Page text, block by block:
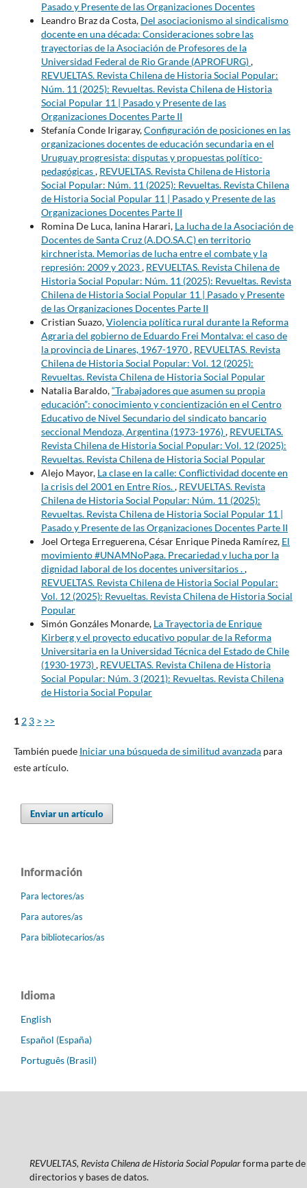
Pasado y Presente de las Organizaciones Docentes
Leandro Braz da Costa, Del asociacionismo al sindicalismo
docente en una década: Consideraciones sobre las
trayectorias de la Asociación de Profesores de la
Universidad Federal de Rio Grande (APROFURG),
REVUELTAS. Revista Chilena de Historia Social Popular:
Núm. 11 (2025): Revueltas. Revista Chilena de Historia
Social Popular 11 | Pasado y Presente de las
Organizaciones Docentes Parte II
Stefanía Conde Irigaray,Configuración de posiciones en las
organizaciones docentes de educación secundaria en el
Uruguay progresista: disputas y propuestas político-
pedagógicas, REVUELTAS. Revista Chilena de Historia
Social Popular: Núm. 11 (2025): Revueltas. Revista Chilena
de Historia Social Popular 11 | Pasado y Presente de las
Organizaciones Docentes Parte II
Romina De Luca, Ianina Harari, La lucha de la Asociación de
Docentes de Santa Cruz (A.DO.SA.C) en territorio
kirchnerista. Memorias de lucha entre el combate y la
represión: 2009 y 2023, REVUELTAS. Revista Chilena de
Historia Social Popular: Núm. 11 (2025): Revueltas. Revista
Chilena de Historia Social Popular 11 | Pasado y Presente
de las Organizaciones Docentes Parte II
Cristian Suazo,Violencia política rural durante la Reforma
Agraria del gobierno de Eduardo Frei Montalva: el caso de
la provincia de Linares, 1967-1970, REVUELTAS. Revista
Chilena de Historia Social Popular: Vol. 12 (2025):
Revueltas. Revista Chilena de Historia Social Popular
Natalia Baraldo,“Trabajadores que asumen su propia
educación”: conocimiento y concientización en el Centro
Educativo de Nivel Secundario del sindicato bancario
seccional Mendoza, Argentina (1973-1976), REVUELTAS.
Revista Chilena de Historia Social Popular: Vol. 12 (2025):
Revueltas. Revista Chilena de Historia Social Popular
Alejo Mayor, La clase en la calle: Conflictividad docente en
la crisis del 2001 en Entre Ríos., REVUELTAS. Revista
Chilena de Historia Social Popular: Núm. 11 (2025):
Revueltas. Revista Chilena de Historia Social Popular 11 |
Pasado y Presente de las Organizaciones Docentes Parte II
Joel Ortega Erreguerena, César Enrique Pineda Ramírez, El
movimiento #UNAMNoPaga. Precariedad y lucha por la
dignidad laboral de los docentes universitarios .,
REVUELTAS. Revista Chilena de Historia Social Popular:
Vol. 12 (2025): Revueltas. Revista Chilena de Historia Social
Popular
Simón Gonzáles Monarde, La Trayectoria de Enrique
Kirberg y el proyecto educativo popular de la Reforma
Universitaria en la Universidad Técnica del Estado de Chile
(1930-1973), REVUELTAS. Revista Chilena de Historia
Social Popular: Núm. 3 (2021): Revueltas. Revista Chilena
de Historia Social Popular
1 2 3 > >>
También puede Iniciar una búsqueda de similitud avanzadapara
este artículo.
Enviar un artículo
Información
Para lectores/as
Para autores/as
Para bibliotecarios/as
Idioma
English
Español (España)
Português (Brasil)
REVUELTAS, Revista Chilena de Historia Social Popularforma parte de
directorios y bases de datos.